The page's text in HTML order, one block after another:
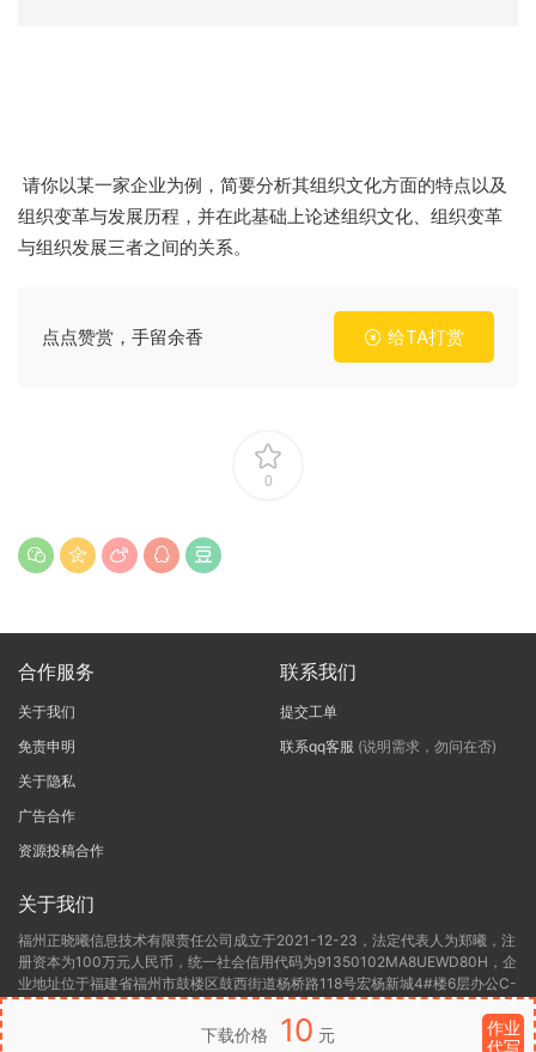
请你以某一家企业为例，简要分析其组织文化方面的特点以及
组织变革与发展历程，并在此基础上论述组织文化、组织变革
与组织发展三者之间的关系。
下载价格 10 元
点点赞赏，手留余香 给TA打赏
0
合作服务
关于我们
免责申明
关于隐私
广告合作
资源投稿合作
联系我们
提交工单
联系qq客服 (说明需求，勿问在否)
关于我们
福州正晓曦信息技术有限责任公司成立于2021-12-23，法定代表人为郑曦，注
册资本为100万元人民币，统一社会信用代码为91350102MA8UEWD80H，企
业地址位于福建省福州市鼓楼区鼓西街道杨桥路118号宏杨新城4#楼6层办公C-
6，所属行业为软件和信息技术服务业，经营范围包含:一般项目:信息技术咨询
服务(除依法须经批准的项目外，凭营业执照依法自主开展经营活动)许可项目:
第二类增值电信业务(依法须经批准的项目，经相关部门批准后方可开展经营活
作业
代写